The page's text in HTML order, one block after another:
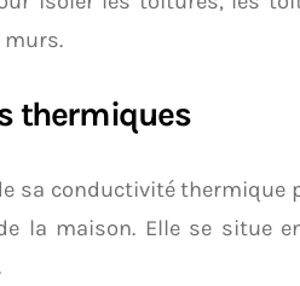
murs.
thermiques
sa conductivité
la maison. Elle se situe